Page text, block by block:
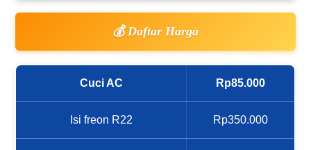
💰 Daftar Harga
Cuci AC Rp85.000
Isi freon R22 Rp350.000